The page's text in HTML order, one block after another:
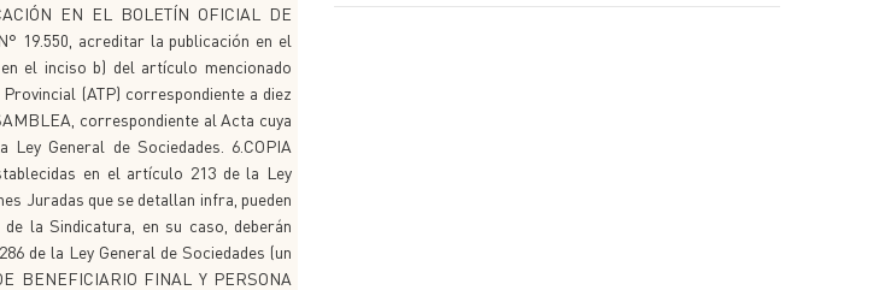
EN EL BOLETÍN OFICIAL DE
19.550, acreditar la publicación en el
el inciso b) del artículo mencionado
(ATP) correspondiente a diez
correspondiente al Acta cuya
General de Sociedades. 6.COPIA
en el artículo 213 de la Ley
Juradas que se detallan infra, pueden
la Sindicatura, en su caso, deberán
de la Ley General de Sociedades (un
BENEFICIARIO FINAL Y PERSONA